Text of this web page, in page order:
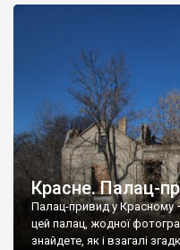
Красне. Палац-
Палац-привид у Красному
цей палац, жодної
знайдете, як і взагалі